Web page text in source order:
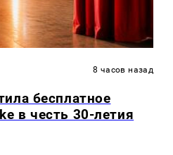
8 часов назад
бесплатное
в честь 30-летия